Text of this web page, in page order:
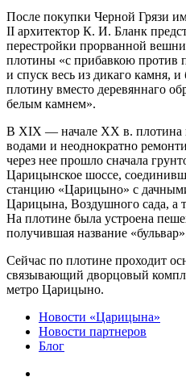
После покупки Черной Грязи
II архитектор К. И. Бланк
перестройки прорванной
плотины «с прибавкою против
и спуск весь из дикаго камня,
плотину вместо деревяннаго
белым камнем».
В XIX — начале XX в. плотина
водами и неоднократно
через нее прошло сначала
Царицынское шоссе,
станцию «Царицыно» с
Царицына, Воздушного сада, а
На плотине была устроена
получившая название
Сейчас по плотине проходит
связывающий дворцовый
метро Царицыно.
Новости «Царицына»
Новости партнеров
Блог